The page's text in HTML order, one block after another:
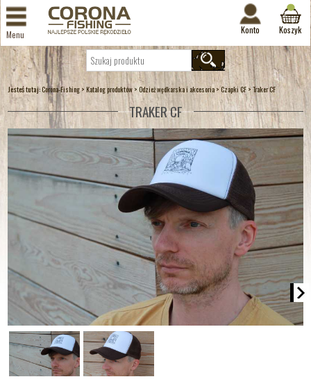
Menu Konto Koszyk
Jesteś tutaj:Corona-Fishing> Katalog produktów >Odzież wędkarska i akcesoria >Czapki CF>Traker CF
TRAKER CF